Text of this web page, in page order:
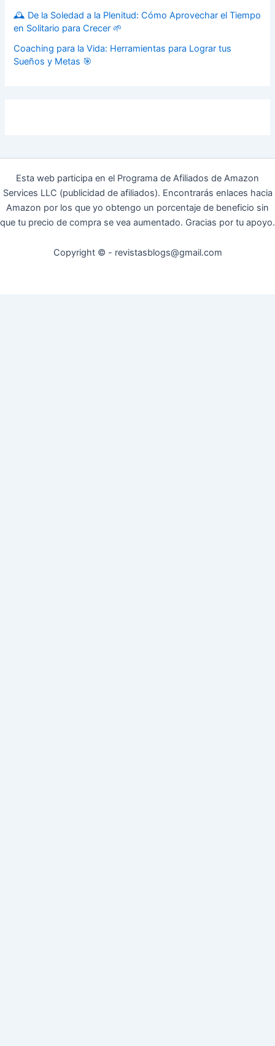
🕰️ De la Soledad a la Plenitud: Cómo Aprovechar el Tiempo
en Solitario para Crecer 🌱
Coaching para la Vida: Herramientas para Lograr tus
Sueños y Metas 🎯
Esta web participa en el Programa de Afiliados de Amazon
Services LLC (publicidad de afiliados). Encontrarás enlaces hacia
Amazon por los que yo obtengo un porcentaje de beneficio sin
que tu precio de compra se vea aumentado. Gracias por tu apoyo.
Copyright © - revistasblogs@gmail.com